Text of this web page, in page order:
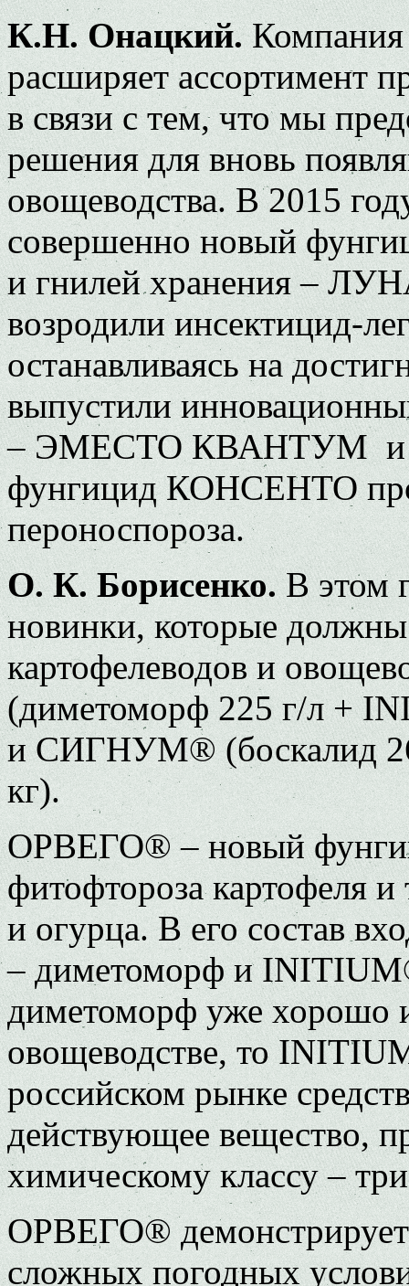
К.Н. Онацкий.Компания
расширяет ассортимент
в связи с тем, что мы
решения для вновь
овощеводства. В 2015
совершенно новый
и гнилей хранения –
возродили
останавливаясь на
выпустили
– ЭМЕСТО КВАНТУМ и
фунгицид КОНСЕНТО
пероноспороза.
О. К. Борисенко.В этом
новинки, которые должны
картофелеводов и
(диметоморф 225 г/л +
и СИГНУМ® (боскалид
кг).
ОРВЕГО® – новый
фитофтороза картофеля
и огурца. В его состав
– диметоморф и
диметоморф уже хорошо
овощеводстве, то
российском рынке
действующее вещество,
химическому классу –
ОРВЕГО® демонстрирует
сложных погодных